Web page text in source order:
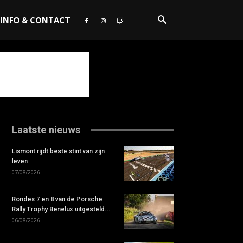
INFO & CONTACT
Laatste nieuws
Lismont rijdt beste stint van zijn
leven
07/08/2026
Rondes 7 en 8 van de Porsche
Rally Trophy Benelux uitgesteld...
06/08/2026